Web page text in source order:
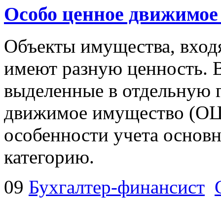
Особо ценное
Объекты имущества,
имеют разную ценность.
выделенные в
движимое имущество
особенности учета
категорию.
09 Бухгалтер-финансист